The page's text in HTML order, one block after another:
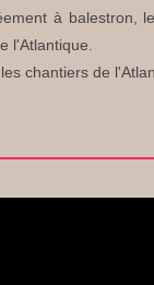
à balestron,
l'Atlantique.
chantiers de